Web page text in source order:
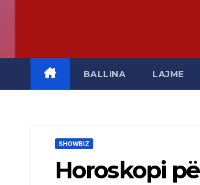
BALLINA LAJME
SHOWBIZ
Horoskopi